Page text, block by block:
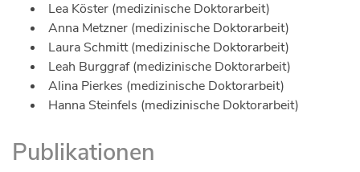
Lea Köster (medizinische Doktorarbeit)
Anna Metzner (medizinische Doktorarbeit)
Laura Schmitt (medizinische Doktorarbeit)
Leah Burggraf (medizinische Doktorarbeit)
Alina Pierkes (medizinische Doktorarbeit)
Hanna Steinfels (medizinische Doktorarbeit)
Publikationen